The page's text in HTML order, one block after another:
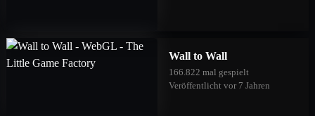
Wall to Wall
166.822 mal gespielt
Veröffentlicht vor 7 Jahren